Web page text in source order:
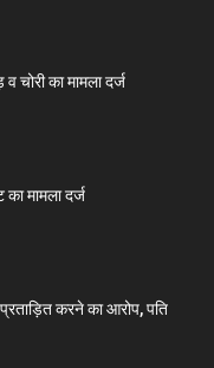
चोरी का मामला दर्ज
का मामला दर्ज
करने का आरोप, पति